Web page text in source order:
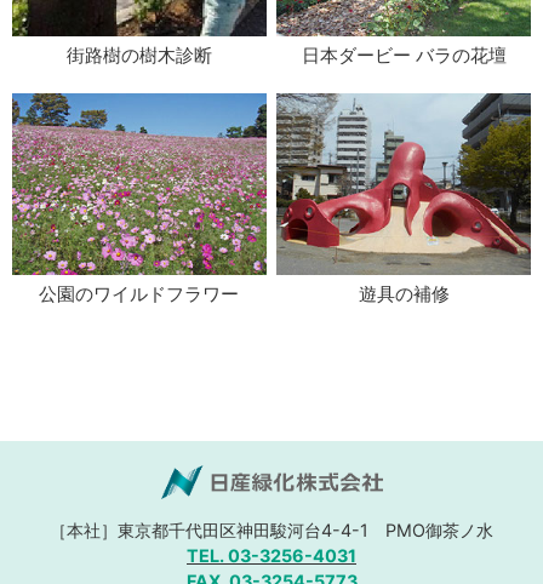
街路樹の樹木診断 日本ダービー バラの花壇
公園のワイルドフラワー 遊具の補修
［本社］東京都千代田区神田駿河台4-4-1
PMO御茶ノ水
TEL. 03-3256-4031